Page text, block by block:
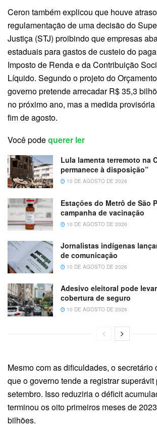
Ceron também explicou que houve
regulamentação de uma decisão do
Justiça (STJ) proibindo que empresas
estaduais para gastos de custeio do
Imposto de Renda e da Contribuição
Líquido. Segundo o projeto do
governo pretende arrecadar R$ 35,3
no próximo ano, mas a medida
fim de agosto.
Você podequerer ler
Lula lamenta terremoto na
permanece à disposição”
10 DE AGOSTO DE 2026
Estações do Metrô de São
campanha de vacinação
10 DE AGOSTO DE 2026
Jornalistas indígenas
de comunicação
10 DE AGOSTO DE 2026
Adesivo eleitoral pode
cobertura de seguro
10 DE AGOSTO DE 2026
Mesmo com as dificuldades, o secretário
que o governo tende a registrar superávit
setembro. Isso reduziria o déficit
terminou os oito primeiros meses de
bilhões.